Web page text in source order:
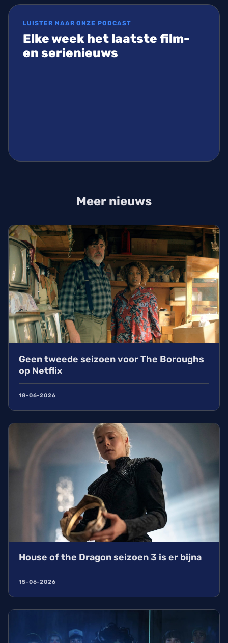
LUISTER NAAR ONZE PODCAST
Elke week het laatste film-
en serienieuws
Meer nieuws
Geen tweede seizoen voor The Boroughs
op Netflix
18-06-2026
House of the Dragon seizoen 3 is er bijna
15-06-2026